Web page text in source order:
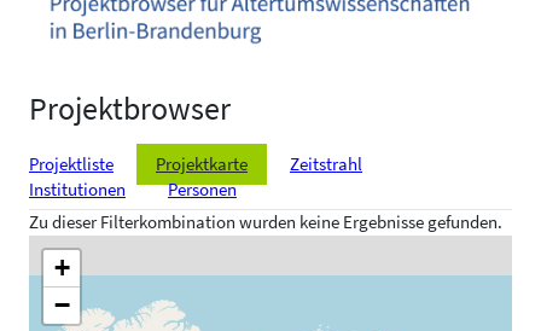
Projektbrowser
Projektliste Projektkarte
Zeitstrahl
Institutionen
Personen
Zu dieser Filterkombination wurden keine Ergebnisse gefunden.
+
−